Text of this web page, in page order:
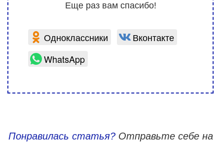
Еще раз вам спасибо!
Одноклассники
Вконтакте
WhatsApp
Понравилась статья?Отправьте себе на